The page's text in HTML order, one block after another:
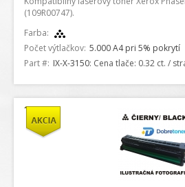
(109R00747).
Farba:
Počet výtlačkov: 5.000 A4 pri 5% pokrytí
Part #: IX-X-3150: Cena tlače: 0.32 ct. /